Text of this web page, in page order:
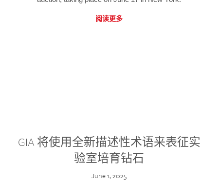
阅读更多
GIA 将使用全新描述性术语来表征实
验室培育钻石
June 1, 2025